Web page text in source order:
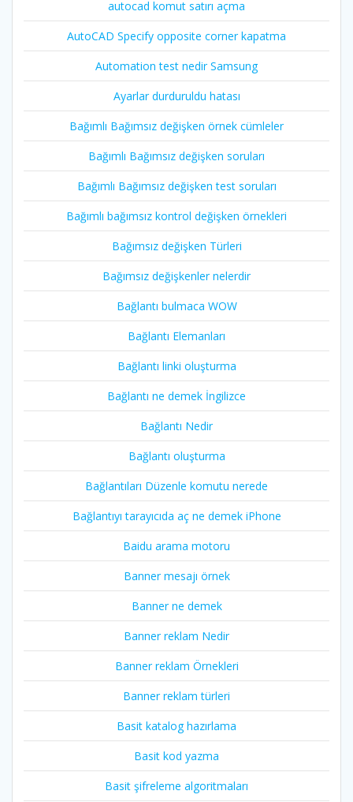
autocad komut satırı açma
AutoCAD Specify opposite corner kapatma
Automation test nedir Samsung
Ayarlar durduruldu hatası
Bağımlı Bağımsız değişken örnek cümleler
Bağımlı Bağımsız değişken soruları
Bağımlı Bağımsız değişken test soruları
Bağımlı bağımsız kontrol değişken örnekleri
Bağımsız değişken Türleri
Bağımsız değişkenler nelerdir
Bağlantı bulmaca WOW
Bağlantı Elemanları
Bağlantı linki oluşturma
Bağlantı ne demek İngilizce
Bağlantı Nedir
Bağlantı oluşturma
Bağlantıları Düzenle komutu nerede
Bağlantıyı tarayıcıda aç ne demek iPhone
Baidu arama motoru
Banner mesajı örnek
Banner ne demek
Banner reklam Nedir
Banner reklam Örnekleri
Banner reklam türleri
Basit katalog hazırlama
Basit kod yazma
Basit şifreleme algoritmaları